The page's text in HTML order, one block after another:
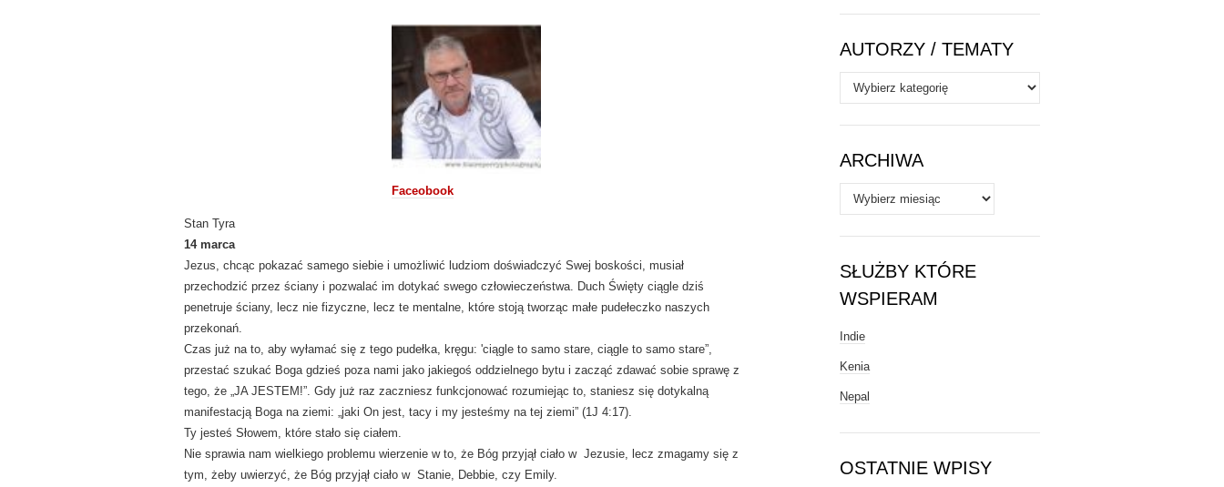
Faceobook
Stan Tyra
14 marca
Jezus, chcąc pokazać samego siebie i umożliwić ludziom doświadczyć Swej boskości, musiał
przechodzić przez ściany i pozwalać im dotykać swego człowieczeństwa. Duch Święty ciągle dziś
penetruje ściany, lecz nie fizyczne, lecz te mentalne, które stoją tworząc małe pudełeczko naszych
przekonań.
Czas już na to, aby wyłamać się z tego pudełka, kręgu: 'ciągle to samo stare, ciągle to samo stare”,
przestać szukać Boga gdzieś poza nami jako jakiegoś oddzielnego bytu i zacząć zdawać sobie sprawę z
tego, że „JA JESTEM!”. Gdy już raz zaczniesz funkcjonować rozumiejąc to, staniesz się dotykalną
manifestacją Boga na ziemi: „jaki On jest, tacy i my jesteśmy na tej ziemi” (1J 4:17).
Ty jesteś Słowem, które stało się ciałem.
Nie sprawia nam wielkiego problemu wierzenie w to, że Bóg przyjął ciało w Jezusie, lecz zmagamy się z
tym, żeby uwierzyć, że Bóg przyjął ciało w Stanie, Debbie, czy Emily.
AUTORZY / TEMATY
Autorzy
/
Tematy
ARCHIWA
Archiwa
SŁUŻBY KTÓRE
WSPIERAM
Indie
Kenia
Nepal
OSTATNIE WPISY